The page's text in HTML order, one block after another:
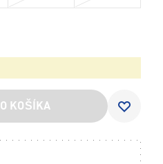
KOŠÍKA